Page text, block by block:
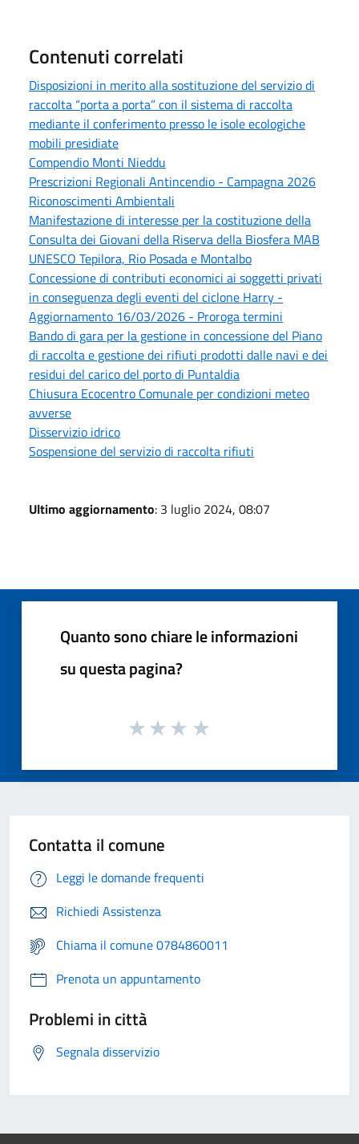
Contenuti correlati
Disposizioni in merito alla sostituzione del servizio di
raccolta “porta a porta” con il sistema di raccolta
mediante il conferimento presso le isole ecologiche
mobili presidiate
Compendio Monti Nieddu
Prescrizioni Regionali Antincendio - Campagna 2026
Riconoscimenti Ambientali
Manifestazione di interesse per la costituzione della
Consulta dei Giovani della Riserva della Biosfera MAB
UNESCO Tepilora, Rio Posada e Montalbo
Concessione di contributi economici ai soggetti privati
in conseguenza degli eventi del ciclone Harry -
Aggiornamento 16/03/2026 - Proroga termini
Bando di gara per la gestione in concessione del Piano
di raccolta e gestione dei rifiuti prodotti dalle navi e dei
residui del carico del porto di Puntaldia
Chiusura Ecocentro Comunale per condizioni meteo
avverse
Disservizio idrico
Sospensione del servizio di raccolta rifiuti
Ultimo aggiornamento: 3 luglio 2024, 08:07
Quanto sono chiare le informazioni
su questa pagina?
Contatta il comune
Leggi le domande frequenti
Richiedi Assistenza
Chiama il comune 0784860011
Prenota un appuntamento
Problemi in città
Segnala disservizio